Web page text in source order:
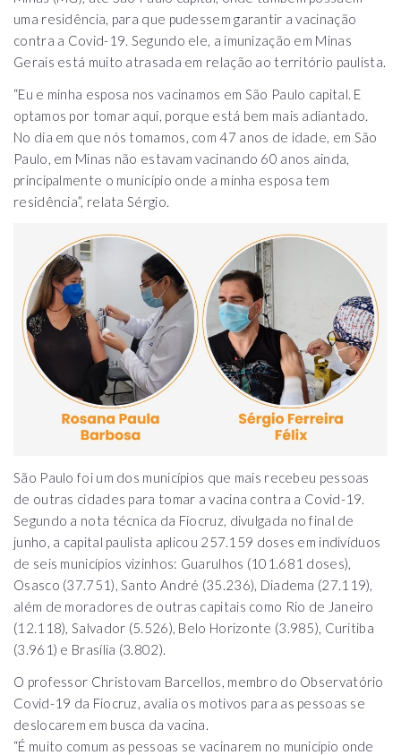
uma residência, para que pudessem garantir a vacinação
contra a Covid-19. Segundo ele, a imunização em Minas
Gerais está muito atrasada em relação ao território paulista.
“Eu e minha esposa nos vacinamos em São Paulo capital. E
optamos por tomar aqui, porque está bem mais adiantado.
No dia em que nós tomamos, com 47 anos de idade, em São
Paulo, em Minas não estavam vacinando 60 anos ainda,
principalmente o município onde a minha esposa tem
residência”, relata Sérgio.
São Paulo foi um dos municípios que mais recebeu pessoas
de outras cidades para tomar a vacina contra a Covid-19.
Segundo a nota técnica da Fiocruz, divulgada no final de
junho, a capital paulista aplicou 257.159 doses em indivíduos
de seis municípios vizinhos: Guarulhos (101.681 doses),
Osasco (37.751), Santo André (35.236), Diadema (27.119),
além de moradores de outras capitais como Rio de Janeiro
(12.118), Salvador (5.526), Belo Horizonte (3.985), Curitiba
(3.961) e Brasília (3.802).
O professor Christovam Barcellos, membro do Observatório
Covid-19 da Fiocruz, avalia os motivos para as pessoas se
deslocarem em busca da vacina.
“É muito comum as pessoas se vacinarem no município onde